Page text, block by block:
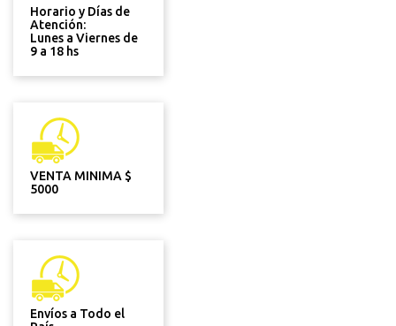
Horario y Días de
Atención:
Lunes a Viernes de
9 a 18 hs
VENTA MINIMA $
5000
Envíos a Todo el